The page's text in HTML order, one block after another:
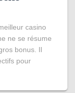
casino
ne se résume
bonus. Il
pour